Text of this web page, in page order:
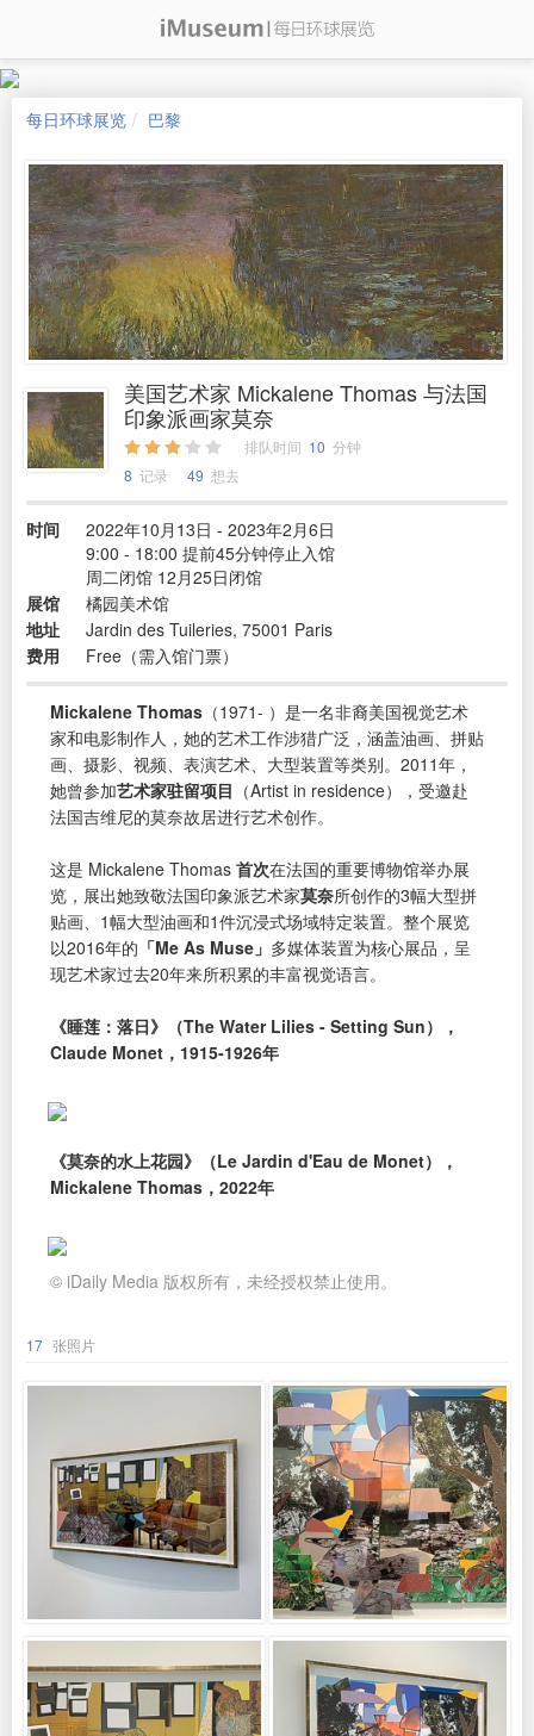
每日环球展览 巴黎
美国艺术家 Mickalene Thomas 与法国
印象派画家莫奈
排队时间 10 分钟
8 记录 49 想去
时间
2022年10月13日 - 2023年2月6日
9:00 - 18:00 提前45分钟停止入馆
周二闭馆 12月25日闭馆
展馆
橘园美术馆
地址
Jardin des Tuileries, 75001 Paris
费用
Free（需入馆门票）
Mickalene Thomas （1971- ）是一名非裔美国视觉艺术
家和电影制作人，她的艺术工作涉猎广泛，涵盖油画、拼贴
画、摄影、视频、表演艺术、大型装置等类别。2011年，
她曾参加艺术家驻留项目 （Artist in residence），受邀赴
法国吉维尼的莫奈故居进行艺术创作。
这是 Mickalene Thomas 首次在法国的重要博物馆举办展
览，展出她致敬法国印象派艺术家莫奈所创作的3幅大型拼
贴画、1幅大型油画和1件沉浸式场域特定装置。整个展览
以2016年的 「Me As Muse」 多媒体装置为核心展品，呈
现艺术家过去20年来所积累的丰富视觉语言。
《睡莲：落日》（The Water Lilies - Setting Sun），
Claude Monet，1915-1926年
《莫奈的水上花园》（Le Jardin d'Eau de Monet），
Mickalene Thomas，2022年
© iDaily Media 版权所有，未经授权禁止使用。
17 张照片